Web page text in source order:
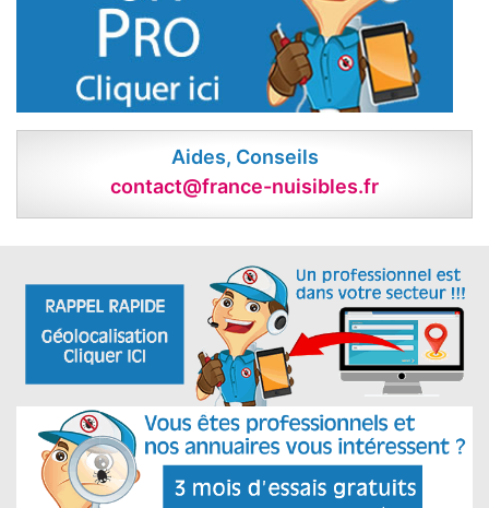
Aides, Conseils
contact@france-nuisibles.fr